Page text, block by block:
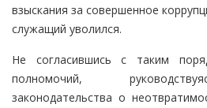
взыскания за совершенное
служащий уволился.
Не согласившись с таким
полномочий,
законодательства о